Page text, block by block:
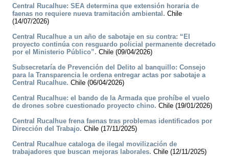
Central Rucalhue: SEA determina que extensión horaria de
faenas no requiere nueva tramitación ambiental. Chile
(14/07/2026)
Central Rucalhue a un año de sabotaje en su contra: “El
proyecto continúa con resguardo policial permanente decretado
por el Ministerio Público”. Chile (09/04/2026)
Subsecretaría de Prevención del Delito al banquillo: Consejo
para la Transparencia le ordena entregar actas por sabotaje a
Central Rucalhue. Chile (06/04/2026)
Central Rucalhue: el bando de la Armada que prohíbe el vuelo
de drones sobre cuestionado proyecto chino. Chile (19/01/2026)
Central Rucalhue frena faenas tras problemas identificados por
Dirección del Trabajo. Chile (17/11/2025)
Central Rucalhue cataloga de ilegal movilización de
trabajadores que buscan mejoras laborales. Chile (12/11/2025)